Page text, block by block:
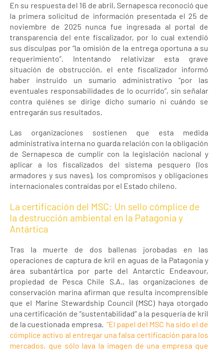
En su respuesta del 16 de abril, Sernapesca reconoció que
la primera solicitud de información presentada el 25 de
noviembre de 2025 nunca fue ingresada al portal de
transparencia del ente fiscalizador, por lo cual extendió
sus disculpas por “la omisión de la entrega oportuna a su
requerimiento”. Intentando relativizar esta grave
situación de obstrucción, el ente fiscalizador informó
haber instruido un sumario administrativo “por las
eventuales responsabilidades de lo ocurrido”, sin señalar
contra quiénes se dirige dicho sumario ni cuándo se
entregarán sus resultados.
Las organizaciones sostienen que esta medida
administrativa interna no guarda relación con la obligación
de Sernapesca de cumplir con la legislación nacional y
aplicar a los fiscalizados del sistema pesquero (los
armadores y sus naves), los compromisos y obligaciones
internacionales contraídas por el Estado chileno.
La certificación del MSC: Un sello cómplice de
la destrucción ambiental en la Patagonia y
Antártica
Tras la muerte de dos ballenas jorobadas en las
operaciones de captura de kril en aguas de la Patagonia y
área subantártica por parte del Antarctic Endeavour,
propiedad de Pesca Chile S.A., las organizaciones de
conservación marina afirman que resulta incomprensible
que el Marine Stewardship Council (MSC) haya otorgado
una certificación de “sustentabilidad” a la pesquería de kril
de la cuestionada empresa. “El papel del MSC ha sido el de
cómplice activo al entregar una falsa certificación para los
mercados, que sólo lava la imagen de una empresa que